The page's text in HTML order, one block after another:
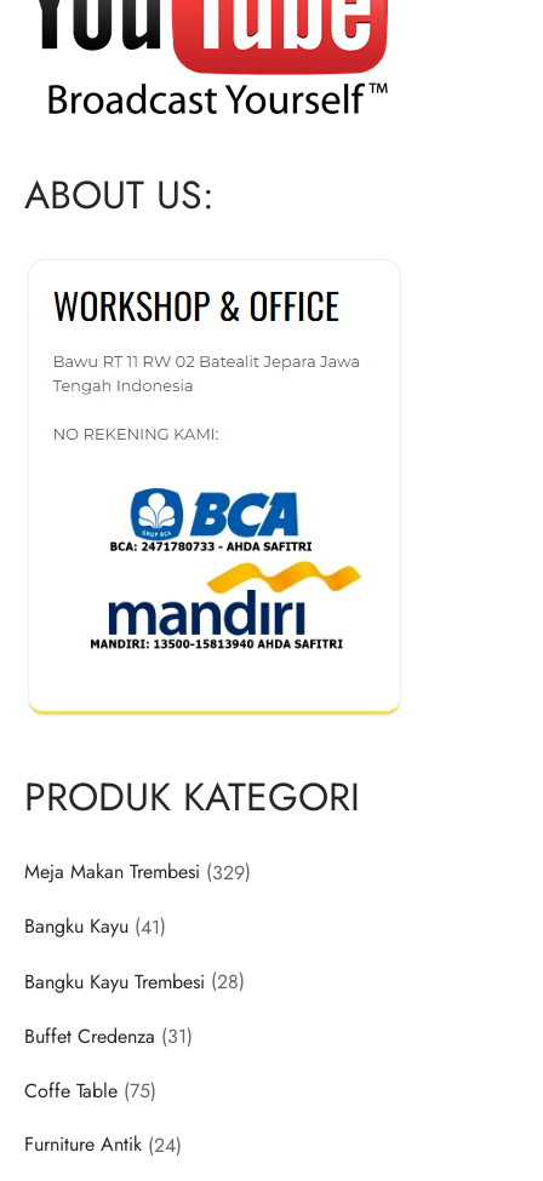
ABOUT US:
PRODUK KATEGORI
Meja Makan Trembesi 329329
Bangku Kayu 4141
Bangku Kayu Trembesi 2828
Buffet Credenza 3131
Coffe Table 7575
Furniture Antik 2424